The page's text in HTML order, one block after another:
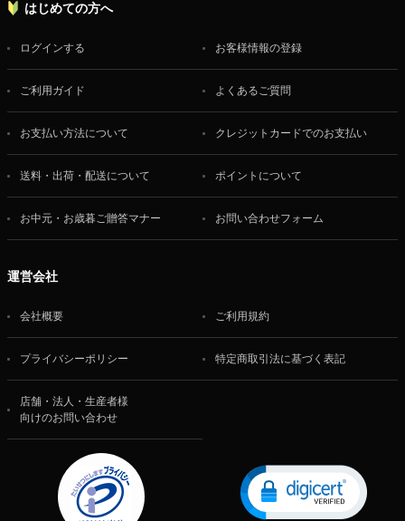
はじめての方へ
ログインする お客様情報の登録
ご利用ガイド よくあるご質問
お支払い方法について クレジットカードでのお支払い
送料・出荷・配送について ポイントについて
お中元・お歳暮ご贈答マナー お問い合わせフォーム
運営会社
会社概要 ご利用規約
プライバシーポリシー 特定商取引法に基づく表記
店舗・法人・生産者様
向けのお問い合わせ